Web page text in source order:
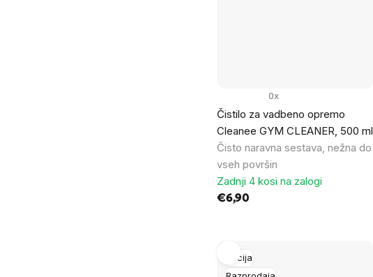
Čistilo za vadbeno opremo
Cleanee GYM CLEANER, 500 ml
Čisto naravna sestava, nežna do
vseh površin
0x
Zadnji 4 kosi na zalogi
€6,90
Akcija